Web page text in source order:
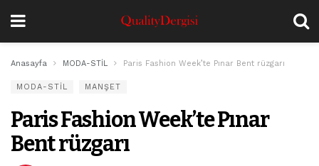
Anasayfa MODA-STİL Paris Fashion Week’te Pınar Bent rüzgarı
MODA-STİL MANŞET
Paris Fashion Week’te Pınar
Bent rüzgarı